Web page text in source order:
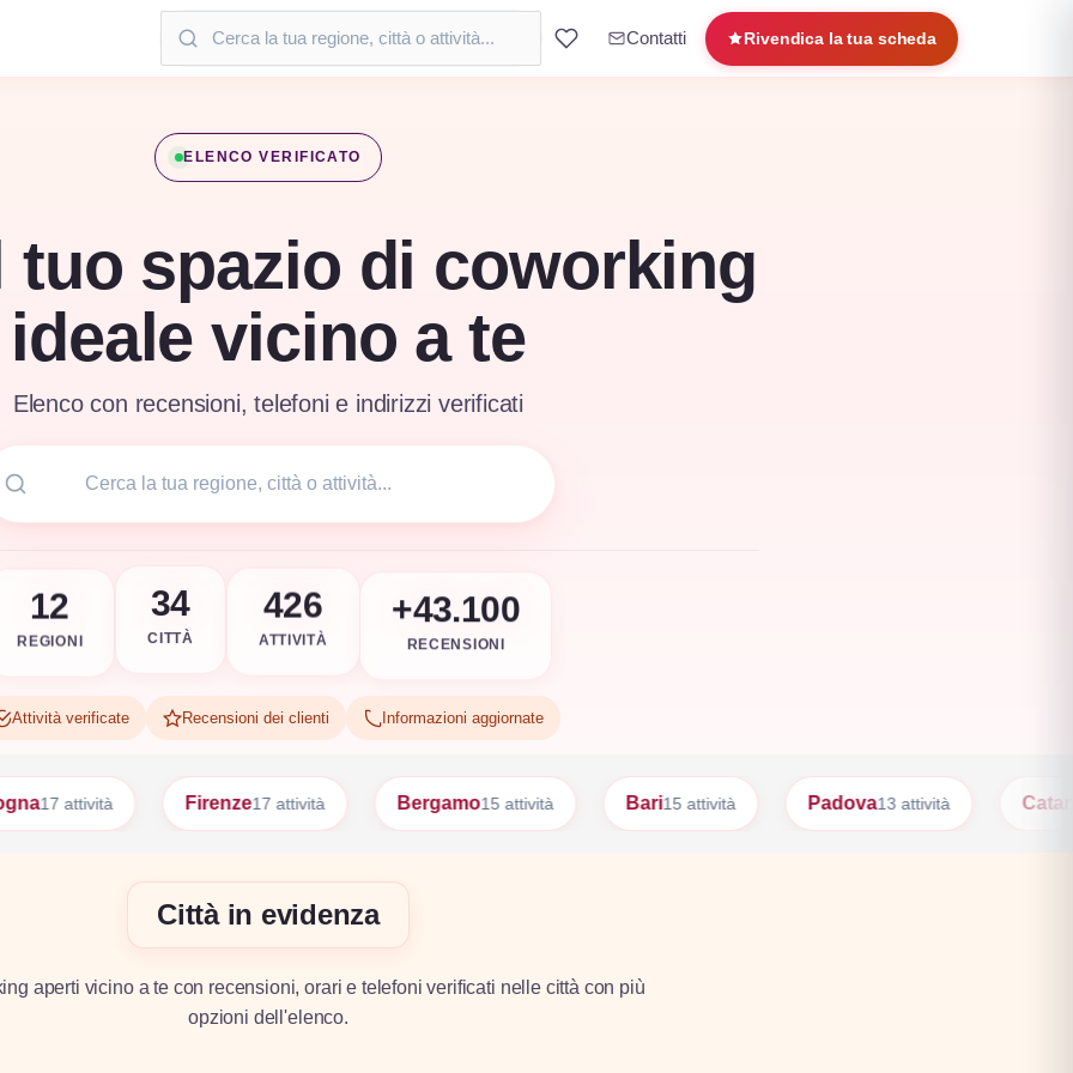
Contatti Rivendica la tua scheda
ELENCO VERIFICATO
tuo spazio di coworking
ideale vicino a te
Elenco con recensioni, telefoni e indirizzi verificati
12
REGIONI
34
CITTÀ
426
ATTIVITÀ
+43.100
RECENSIONI
Attività verificate Recensioni dei clienti Informazioni aggiornate
Firenze17 attività Bergamo 15 attività Bari15 attività Padova13 attività Catania12 attività
Città in evidenza
aperti vicino a te con recensioni, orari e telefoni verificati nelle città con più
opzioni dell'elenco.